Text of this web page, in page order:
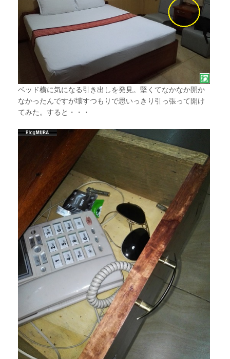
ベッド横に気になる引き出しを発見。堅くてなかなか開か
なかったんですが壊すつもりで思いっきり引っ張って開け
てみた。すると・・・